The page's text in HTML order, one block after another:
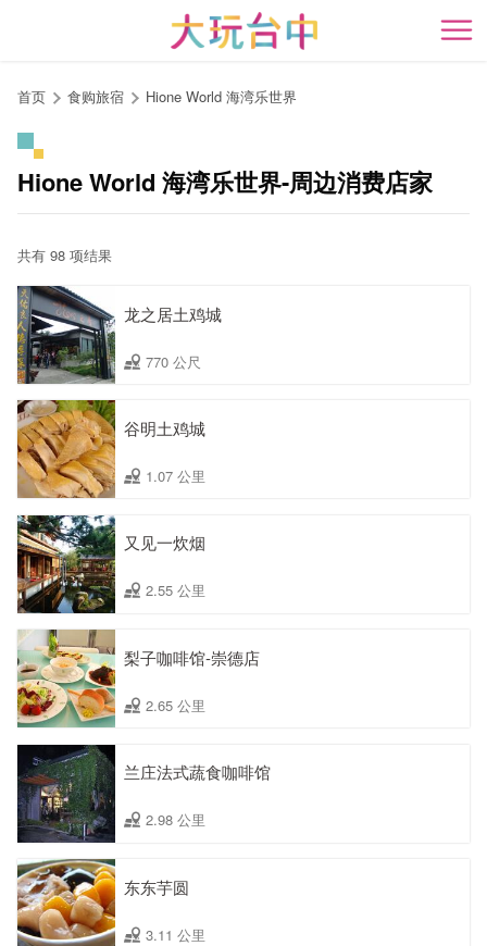
开
首页 食购旅宿 Hione World 海湾乐世界
Hione World 海湾乐世界-周边消费店家
共有 98 项结果
龙之居土鸡城
770 公尺
谷明土鸡城
1.07 公里
又见一炊烟
2.55 公里
梨子咖啡馆-崇德店
2.65 公里
兰庄法式蔬食咖啡馆
2.98 公里
东东芋圆
3.11 公里